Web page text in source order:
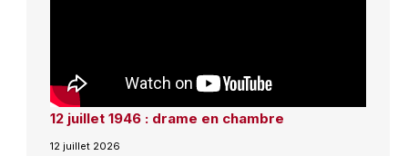
12 juillet 1946 : drame en chambre
12 juillet 2026